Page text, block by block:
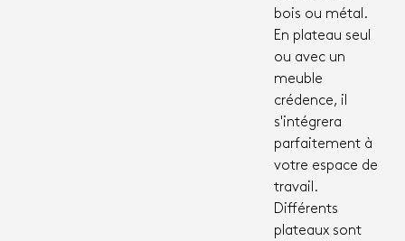
bois ou métal.
En plateau seul
ou avec un
meuble
crédence, il
s'intégrera
parfaitement à
votre espace de
travail.
Différents
plateaux sont